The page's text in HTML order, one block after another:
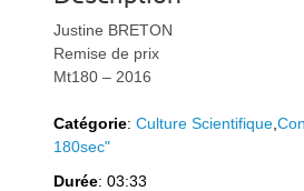
Justine BRETON
Remise de prix
Mt180 – 2016
Catégorie:Culture Scientifique ,
180sec"
Durée: 03:33